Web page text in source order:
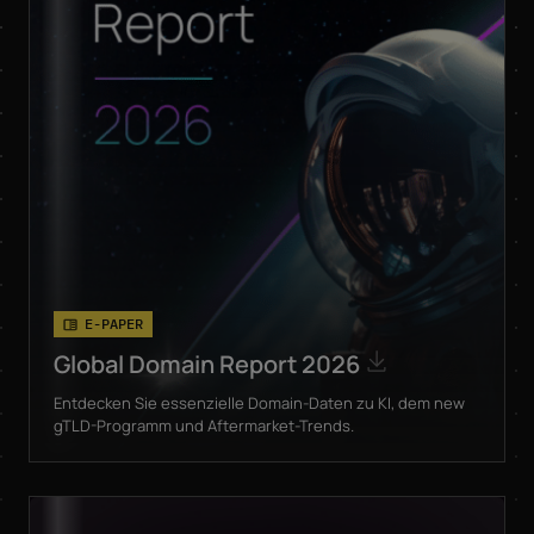
E-PAPER
Global Domain Report 2026
Entdecken Sie essenzielle Domain-Daten zu KI, dem new
gTLD-Programm und Aftermarket-Trends.